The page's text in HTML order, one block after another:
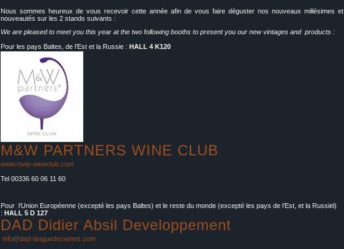
Nous sommes heureux de vous recevoir cette année afin de vous faire déguster nos nouveaux millésimes et
nouveautés sur les 2 stands suivants :
We are pleased to meet you this year at the two following booths to present you our new vintages and products :
Pour les pays Baltes, de l’Est et la Russie : HALL 4 K120
M&W PARTNERS WINE CLUB
www.mwp-wineclub.com
Tel 00336 60 06 11 60
Pour l’Union Européenne (excepté les pays Baltes) et le reste du monde (excepté les pays de l’Est, et la Russiel)
: HALL 5 D 127
DAD Didier Absil Developpement
info@dad-languedocwines.com